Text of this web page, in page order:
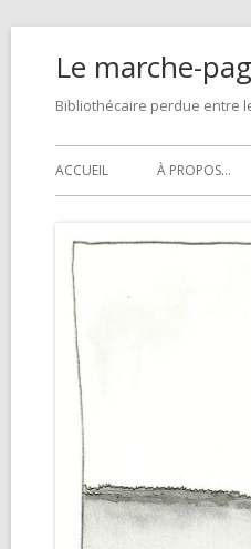
Le marche-
Bibliothécaire perdue entre
Primary
ACCUEIL À PROPOS…